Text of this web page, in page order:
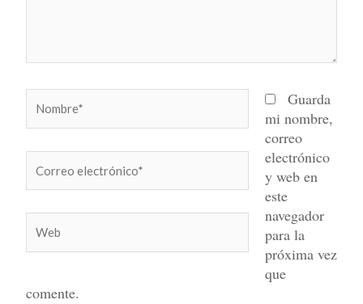
electrónico*
Guarda
mi nombre,
correo
electrónico
y web en
este
navegador
para la
próxima vez
que
comente.